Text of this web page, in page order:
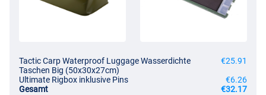
Tactic Carp Waterproof Luggage Wasserdichte
Taschen Big (50x30x27cm)
€25.91
Ultimate Rigbox inklusive Pins
€6.26
Gesamt
€32.17